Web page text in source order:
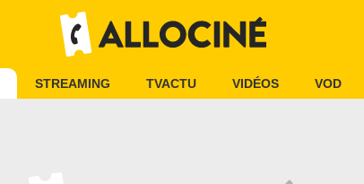
STREAMING TVACTU VIDÉOS VOD